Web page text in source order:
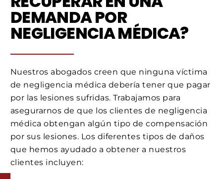
DEMANDA POR
NEGLIGENCIA MÉDICA?
Nuestros abogados creen que ninguna víctima
de negligencia médica debería tener que pagar
por las lesiones sufridas. Trabajamos para
asegurarnos de que los clientes de negligencia
médica obtengan algún tipo de compensación
por sus lesiones. Los diferentes tipos de daños
que hemos ayudado a obtener a nuestros
clientes incluyen: